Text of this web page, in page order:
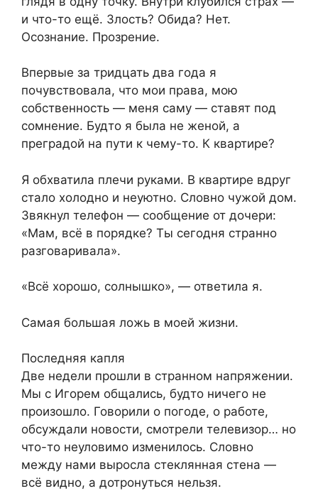
и что-то ещё. Злость? Обида? Нет.
Осознание. Прозрение.
Впервые за тридцать два года я
почувствовала, что мои права, мою
собственность — меня саму — ставят под
сомнение. Будто я была не женой, а
преградой на пути к чему-то. К квартире?
Я обхватила плечи руками. В квартире вдруг
стало холодно и неуютно. Словно чужой дом.
Звякнул телефон — сообщение от дочери:
«Мам, всё в порядке? Ты сегодня странно
разговаривала».
«Всё хорошо, солнышко», — ответила я.
Самая большая ложь в моей жизни.
Последняя капля
Две недели прошли в странном напряжении.
Мы с Игорем общались, будто ничего не
произошло. Говорили о погоде, о работе,
обсуждали новости, смотрели телевизор… но
что-то неуловимо изменилось. Словно
между нами выросла стеклянная стена —
всё видно, а дотронуться нельзя.